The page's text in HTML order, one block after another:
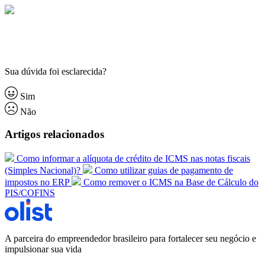
Sua dúvida foi esclarecida?
Sim
Não
Artigos relacionados
Como informar a alíquota de crédito de ICMS nas notas fiscais
(Simples Nacional)?
Como utilizar guias de pagamento de
impostos no ERP
Como remover o ICMS na Base de Cálculo do
PIS/COFINS
A parceira do empreendedor brasileiro para fortalecer seu negócio e
impulsionar sua vida